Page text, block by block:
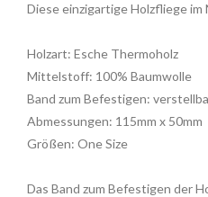
Diese einzigartige Holzfliege
Holzart: Esche Thermoholz
Mittelstoff: 100% Baumwolle
Band zum Befestigen:
Abmessungen: 115mm x 50mm
Größen: One Size
Das Band zum Befestigen der